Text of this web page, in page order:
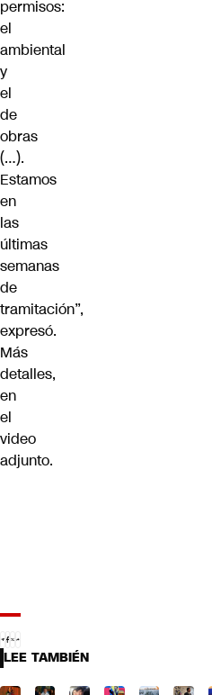
permisos:
el
ambiental
y
el
de
obras
(…).
Estamos
en
las
últimas
semanas
de
tramitación”,
expresó.
Más
detalles,
en
el
video
adjunto.
LEE TAMBIÉN